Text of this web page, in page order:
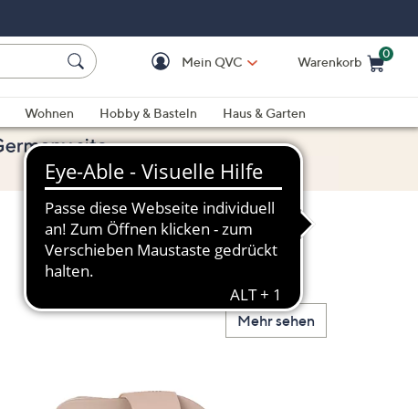
Mein QVC Warenkorb
0
Wohnen Hobby & Basteln
Haus & Garten
Mehr sehen